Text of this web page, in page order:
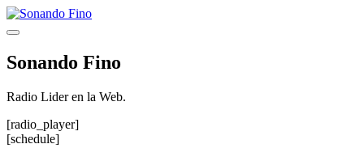
Saltar
al
Menú
Sonando Fino
Radio Lider en la Web.
[radio_player]
[schedule]